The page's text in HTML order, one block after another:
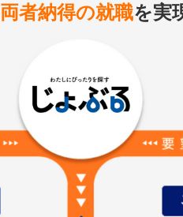
両者納得の就職を実